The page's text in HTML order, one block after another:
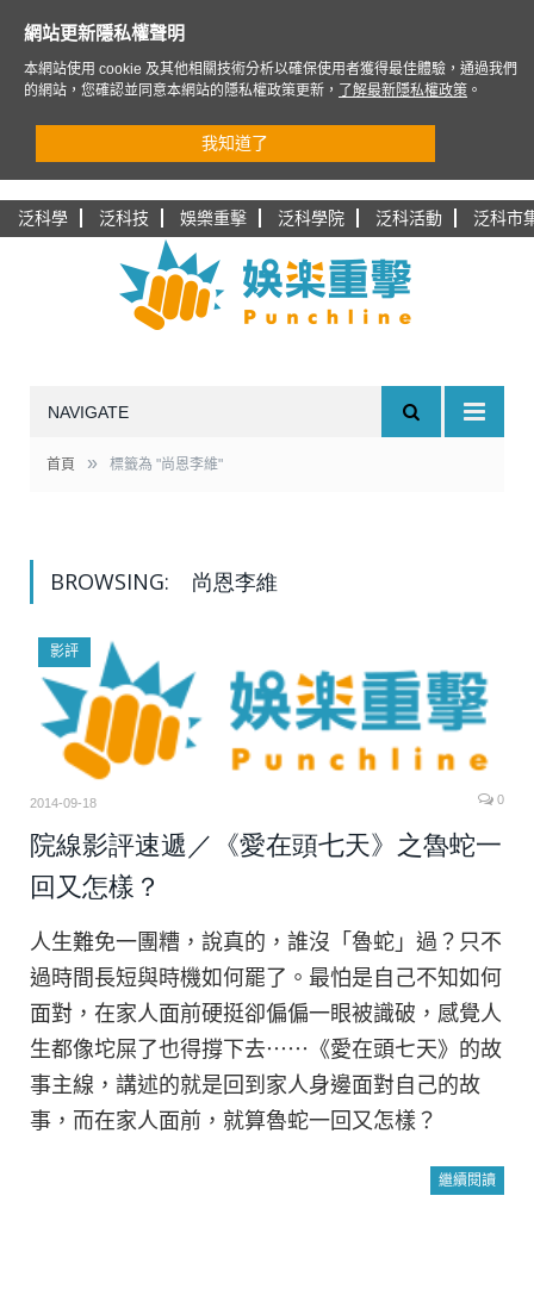
泛科學 泛科技 娛樂重擊 泛科學院 泛科活動 泛科市
NAVIGATE
首頁 » 標籤為 "尚恩李維"
BROWSING: 尚恩李維
影評
2014-09-18 0
院線影評速遞／《愛在頭七天》之魯蛇一
回又怎樣？
人生難免一團糟，說真的，誰沒「魯蛇」過？只不
過時間長短與時機如何罷了。最怕是自己不知如何
面對，在家人面前硬挺卻偏偏一眼被識破，感覺人
生都像坨屎了也得撐下去⋯⋯《愛在頭七天》的故
事主線，講述的就是回到家人身邊面對自己的故
事，而在家人面前，就算魯蛇一回又怎樣？
繼續閱讀
網站更新隱私權聲明
本網站使用 cookie 及其他相關技術分析以確保使用者獲得最佳體驗，通過我們
的網站，您確認並同意本網站的隱私權政策更新，
了解最新隱私權政策 。
我知道了